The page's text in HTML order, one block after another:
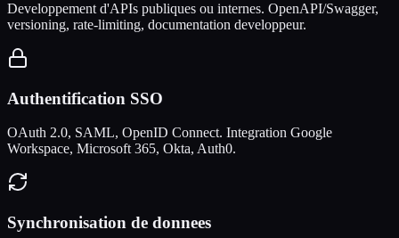
Developpement d'APIs publiques ou internes. OpenAPI/Swagger,
versioning, rate-limiting, documentation developpeur.
Authentification SSO
OAuth 2.0, SAML, OpenID Connect. Integration Google
Workspace, Microsoft 365, Okta, Auth0.
Synchronisation de donnees